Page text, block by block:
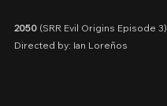
2050 (SRR Evil Origins Episode 3)
Directed by: Ian Loreños